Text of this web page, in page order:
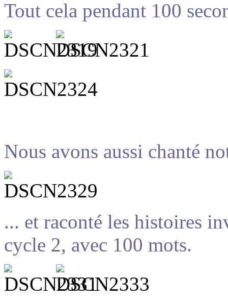
Tout cela pendant 100
Nous avons aussi chanté
... et raconté les histoires
cycle 2, avec 100 mots.